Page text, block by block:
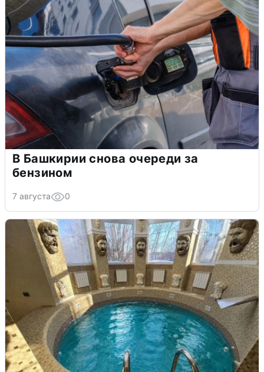
В Башкирии снова очереди за
бензином
7 августа 0